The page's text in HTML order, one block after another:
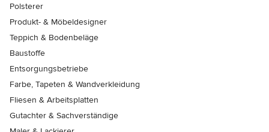
Polsterer
Produkt- & Möbeldesigner
Teppich & Bodenbeläge
Baustoffe
Entsorgungsbetriebe
Farbe, Tapeten & Wandverkleidung
Fliesen & Arbeitsplatten
Gutachter & Sachverständige